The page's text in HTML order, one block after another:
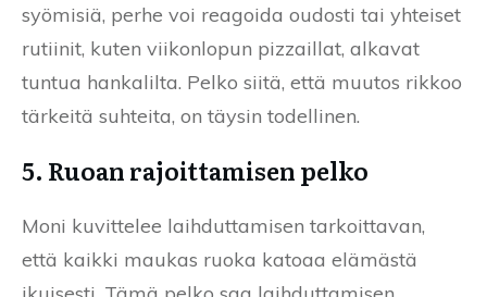
syömisiä, perhe voi reagoida oudosti tai yhteiset
rutiinit, kuten viikonlopun pizzaillat, alkavat
tuntua hankalilta. Pelko siitä, että muutos rikkoo
tärkeitä suhteita, on täysin todellinen.
5. Ruoan rajoittamisen pelko
Moni kuvittelee laihduttamisen tarkoittavan,
että kaikki maukas ruoka katoaa elämästä